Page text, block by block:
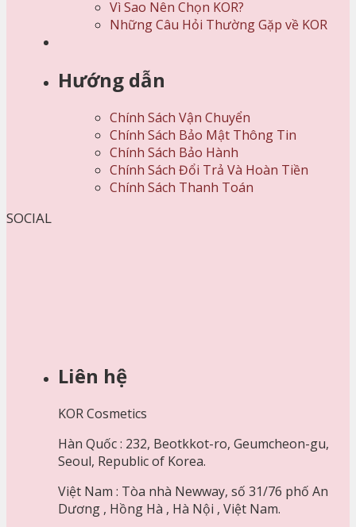
Vì Sao Nên Chọn KOR?
Những Câu Hỏi Thường Gặp về KOR
Hướng dẫn
Chính Sách Vận Chuyển
Chính Sách Bảo Mật Thông Tin
Chính Sách Bảo Hành
Chính Sách Đổi Trả Và Hoàn Tiền
Chính Sách Thanh Toán
SOCIAL
Liên hệ
KOR Cosmetics
Hàn Quốc : 232, Beotkkot-ro, Geumcheon-gu,
Seoul, Republic of Korea.
Việt Nam : Tòa nhà Newway, số 31/76 phố An
Dương , Hồng Hà , Hà Nội , Việt Nam.